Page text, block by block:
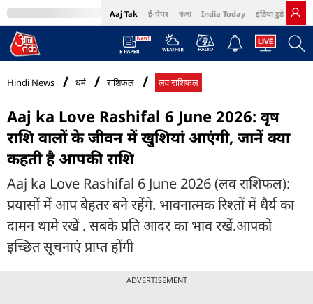
Aaj Tak ई-पेपर বাংলা India Today इंडिया टुडे हिंदी
MumbaiTak Cosmopolitan Harper's Bazaar Northeast
Hindi News धर्म राशिफल लव राशिफल
Aaj ka Love Rashifal 6 June 2026: वृष
राशि वालों के जीवन में खुशियां आएंगी, जानें क्या
कहती है आपकी राशि
Aaj ka Love Rashifal 6 June 2026 (लव राशिफल):
प्रयासों में आप बेहतर बने रहेंगे. भावनात्मक रिश्तों में धैर्य का
दामन थामे रखें . सबके प्रति आदर का भाव रखें.आपको
इच्छित सूचनाएं प्राप्त होंगी
ADVERTISEMENT